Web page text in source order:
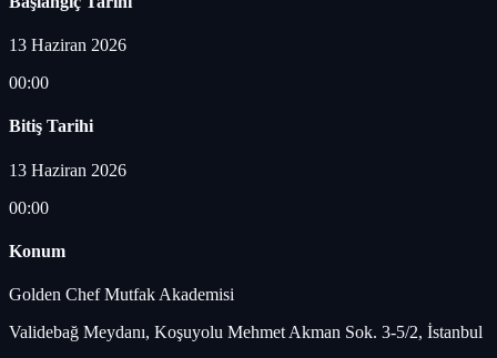
13 Haziran 2026
00:00
Bitiş Tarihi
13 Haziran 2026
00:00
Konum
Golden Chef Mutfak Akademisi
Validebağ Meydanı, Koşuyolu Mehmet Akman Sok. 3-5/2, İstanbul